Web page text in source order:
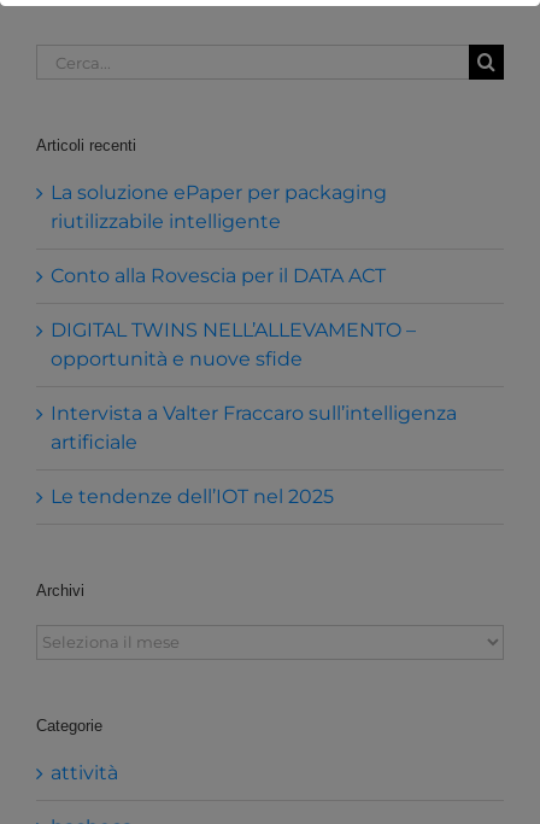
Cerca
Articoli recenti
La soluzione ePaper per packaging
riutilizzabile intelligente
Conto alla Rovescia per il DATA ACT
DIGITAL TWINS NELL’ALLEVAMENTO –
opportunità e nuove sfide
Intervista a Valter Fraccaro sull’intelligenza
artificiale
Le tendenze dell’IOT nel 2025
Archivi
Archivi
Categorie
attività